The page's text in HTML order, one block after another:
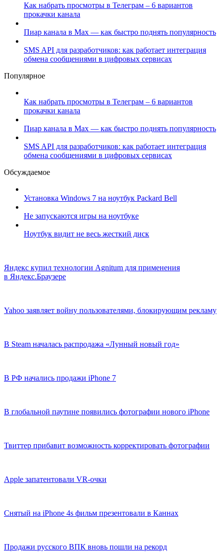
Как набрать просмотры в Телеграм – 6 вариантов
прокачки канала
Пиар канала в Max — как быстро поднять популярность
SMS API для разработчиков: как работает интеграция
обмена сообщениями в цифровых сервисах
Популярное
Как набрать просмотры в Телеграм – 6 вариантов
прокачки канала
Пиар канала в Max — как быстро поднять популярность
SMS API для разработчиков: как работает интеграция
обмена сообщениями в цифровых сервисах
Обсуждаемое
Установка Windows 7 на ноутбук Packard Bell
Не запускаются игры на ноутбуке
Ноутбук видит не весь жесткий диск
Яндекс купил технологии Agnitum для применения
в Яндекс.Браузере
Yahoo заявляет войну пользователями, блокирующим рекламу
В Steam началась распродажа «Лунный новый год»
В РФ начались продажи iPhone 7
В глобальной паутине появились фотографии нового iPhone
Твиттер прибавит возможность корректировать фотографии
Apple запатентовали VR-очки
Снятый на iPhone 4s фильм презентовали в Каннах
Продажи русского ВПК вновь пошли на рекорд